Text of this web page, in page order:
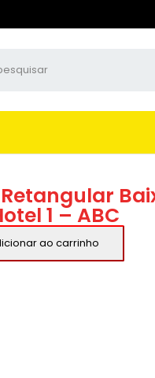
1 – ABC
ao carrinho